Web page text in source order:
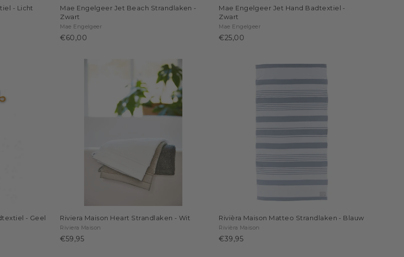
- Licht
Mae Engelgeer Jet Beach Strandlaken -
Zwart
Mae Engelgeer
€60,00
Mae Engelgeer Jet Hand Badtextiel -
Zwart
Mae Engelgeer
€25,00
- Geel Riviera Maison Heart Strandlaken - Wit
Riviera Maison
€59,95
Rivièra Maison Matteo Strandlaken - Blauw
Rivièra Maison
€39,95